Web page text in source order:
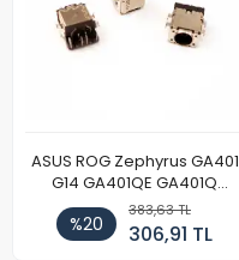
ASUS ROG Zephyrus GA401
G14 GA401QE GA401Q
GA402 GA402R GA402RK
HQ058T GA503QR GA503QS
GA503QM GA503QE GX650
%20
383,63 TL
306,91 TL